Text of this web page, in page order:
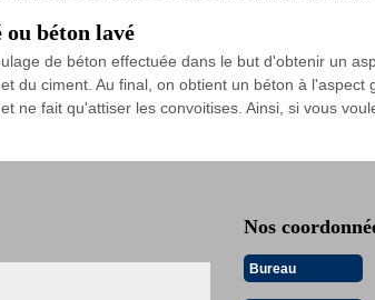
ou béton lavé
de béton effectuée dans le but d'obtenir un
du ciment. Au final, on obtient un béton à
ne fait qu'attiser les convoitises. Ainsi, si vous
Nos
Bureau